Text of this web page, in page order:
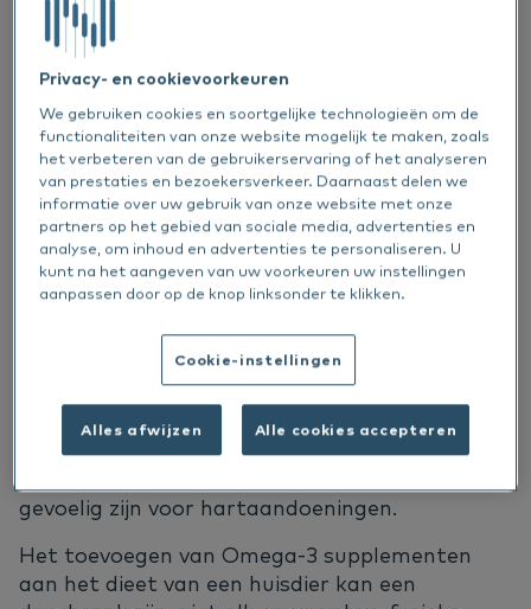
gezondheid. Omega-3 draagt bij aan:
Gezonde huid en vacht: Omega-3 bevordert de
en vermindert het risico op droogheid, jeuk en
overmatig verharen.
Gezonde gewrichten: Omega-3 heeft
ontstekingsremmende eigenschappen die
gewrichtspijn kunnen verlichten en de
beweeglijkheid kunnen verbeteren, wat vooral
Cardiovasculaire ondersteuning: Deze vetzuren
ondersteunen de gezondheid van het hart en
verminderen het risico op cardiovasculaire
gevoelig zijn voor hartaandoeningen.
Het toevoegen van Omega-3 supplementen
aan het dieet van een huisdier kan een
Privacy- en cookievoorkeuren
We gebruiken cookies en soortgelijke technologieën om de
functionaliteiten van onze website mogelijk te maken, zoals
het verbeteren van de gebruikerservaring of het analyseren
van prestaties en bezoekersverkeer. Daarnaast delen we
informatie over uw gebruik van onze website met onze
partners op het gebied van sociale media, advertenties en
analyse, om inhoud en advertenties te personaliseren. U
kunt na het aangeven van uw voorkeuren uw instellingen
aanpassen door op de knop linksonder te klikken.
Cookie-instellingen
Alles afwijzen Alle cookies accepteren